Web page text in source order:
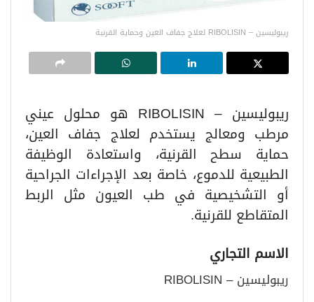
ريبوليسين – RIBOLISIN لعلاج جفاف العين وحماية القرنية
ريبوليسين – RIBOLISIN هو محلول عيني
مرطب ومعالج يستخدم لعلاج جفاف العين،
حماية سطح القرنية، واستعادة الوظيفة
الطبيعية للدموع، خاصة بعد الإجراءات الجراحية
أو التشخيصية في طب العيون مثل الربط
المتقاطع للقرنية.
الاسم التجاري
ريبوليسين – RIBOLISIN